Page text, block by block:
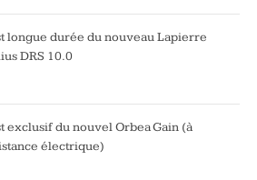
longue durée du nouveau Lapierre
DRS 10.0
exclusif du nouvel Orbea Gain (à
électrique)